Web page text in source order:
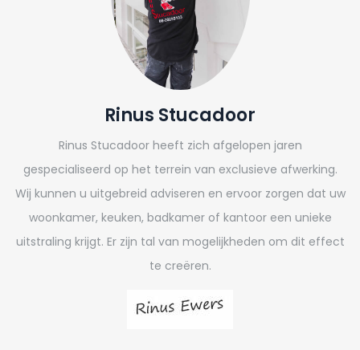
Rinus Stucadoor
Rinus Stucadoor heeft zich afgelopen jaren
gespecialiseerd op het terrein van exclusieve afwerking.
Wij kunnen u uitgebreid adviseren en ervoor zorgen dat uw
woonkamer, keuken, badkamer of kantoor een unieke
uitstraling krijgt. Er zijn tal van mogelijkheden om dit effect
te creëren.